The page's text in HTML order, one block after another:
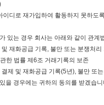
디로 재가입하여 활동하지 못하도
있는 경우 회사는 아래와 같이 관
재화공급 기록, 불만 또는 분쟁처리
한 법률 제6조 거래기록의 보존
제 및 재화공급 기록(5년), 불만 또
을 경우에는 귀하의 동의를 받겠습니